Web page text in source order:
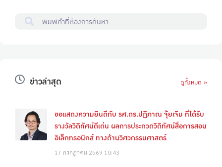
ข่าวล่าสุด ดูทั้งหมด »
ขอแสดงความยินดีกับ รศ.ดร.ปฏิภาณ จุ้ยเจิม ที่ได้รับ
รางวัลวิดิทัศน์ดีเด่น ผลการประกวดวิดิทัศน์สื่อการสอน
อิเล็กทรอนิกส์ ทางด้านวิศวกรรมศาสตร์
17 กรกฎาคม 2569 10:43